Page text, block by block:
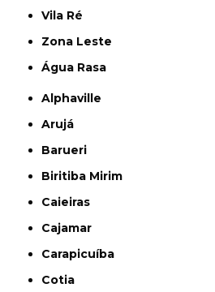
Vila Ré
Zona Leste
Água Rasa
Alphaville
Arujá
Barueri
Biritiba Mirim
Caieiras
Cajamar
Carapicuíba
Cotia